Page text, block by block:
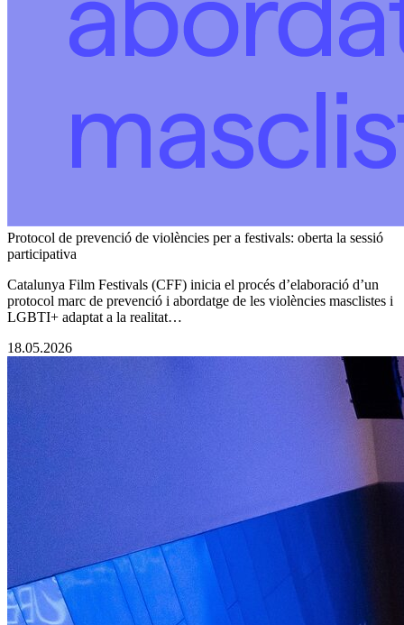
Protocol de prevenció de violències per a festivals: oberta la sessió
participativa
Catalunya Film Festivals (CFF) inicia el procés d’elaboració d’un
protocol marc de prevenció i abordatge de les violències masclistes i
LGBTI+ adaptat a la realitat…
18.05.2026